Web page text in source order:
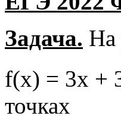
Задача. На
f(x) = 3х +
точках